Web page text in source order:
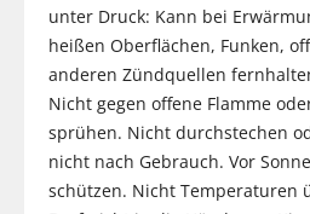
unter Druck: Kann bei
heißen Oberflächen, Funken,
anderen Zündquellen
Nicht gegen offene Flamme
sprühen. Nicht durchstechen
nicht nach Gebrauch. Vor
schützen. Nicht Temperaturen